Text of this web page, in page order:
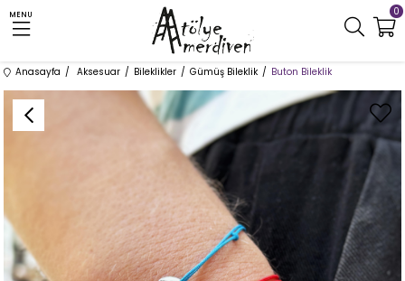
MENU 0
Anasayfa Aksesuar Bileklikler Gümüş Bileklik Buton Bileklik